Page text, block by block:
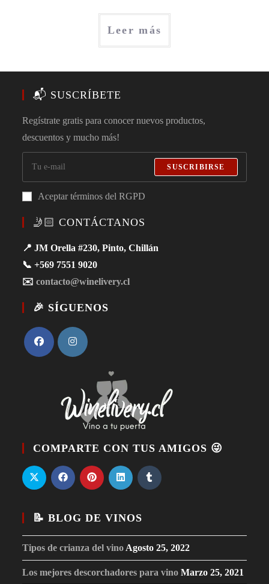
Leer más
📬 SUSCRÍBETE
Regístrate gratis para conocer nuevos productos,
descuentos y mucho más!
SUSCRIBIRSE
Aceptar términos del RGPD
🤳🏻 CONTÁCTANOS
📍 JM Orella #230, Pinto, Chillán
📞 +569 7551 9020
✉️contacto@winelivery.cl
🎉 SÍGUENOS
COMPARTE CON TUS AMIGOS 😜
📝 BLOG DE VINOS
Tipos de crianza del vino Agosto 25, 2022
Los mejores descorchadores para vino Marzo 25, 2021